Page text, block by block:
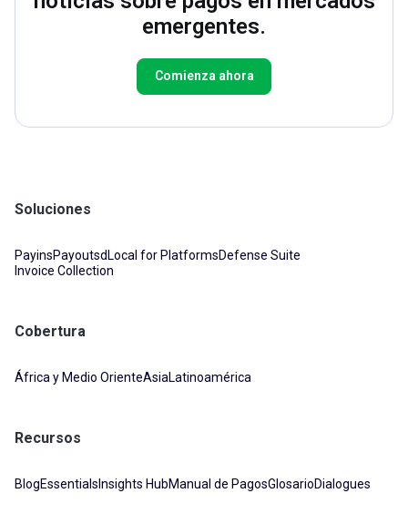
emergentes.
Comienza ahora
Soluciones
PayinsPayoutsdLocal for PlatformsDefense Suite
Invoice Collection
Cobertura
África y Medio OrienteAsiaLatinoamérica
Recursos
BlogEssentials Insights HubManual de PagosGlosarioDialogues